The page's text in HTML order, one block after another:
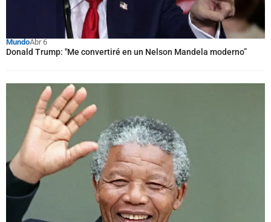
MundoAbr 6
Donald Trump: "Me convertiré en un Nelson Mandela moderno”